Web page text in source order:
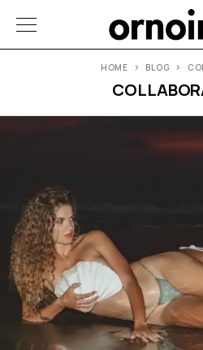
HOME BLOG